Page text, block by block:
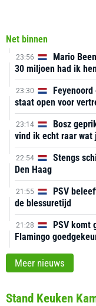
Net binnen
23:56
Mario
30 miljoen had ik
23:30
staat open voor
23:14
Bosz
vind ik echt raar wat
22:54
Stengs
Den Haag
21:55
PSV
de blessuretijd
21:28
PSV komt
Flamingo
Meer nieuws
Stand Keuken